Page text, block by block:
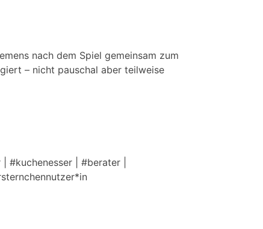
nach dem Spiel gemeinsam zum
– nicht pauschal aber teilweise
| #berater |